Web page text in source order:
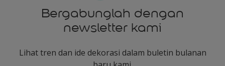
Bergabunglah dengan
newsletter kami
Lihat tren dan ide dekorasi dalam buletin bulanan